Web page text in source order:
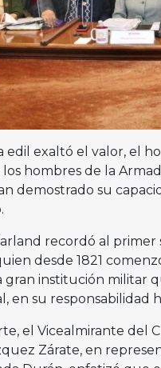
edil exaltó el valor, el
hombres de la
demostrado su
recordó al primer
desde 1821
gran institución militar
en su responsabilidad
el Vicealmirante del
Zárate, en